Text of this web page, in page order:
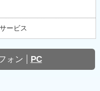
ービス
ォン PC